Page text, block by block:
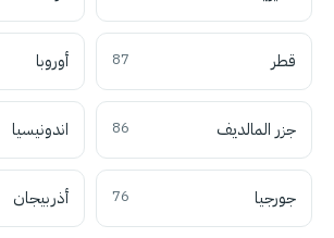
قطر 87 أوروبا
جزر المالديف 86 اندونيسيا
جورجيا 76 أذربيجان